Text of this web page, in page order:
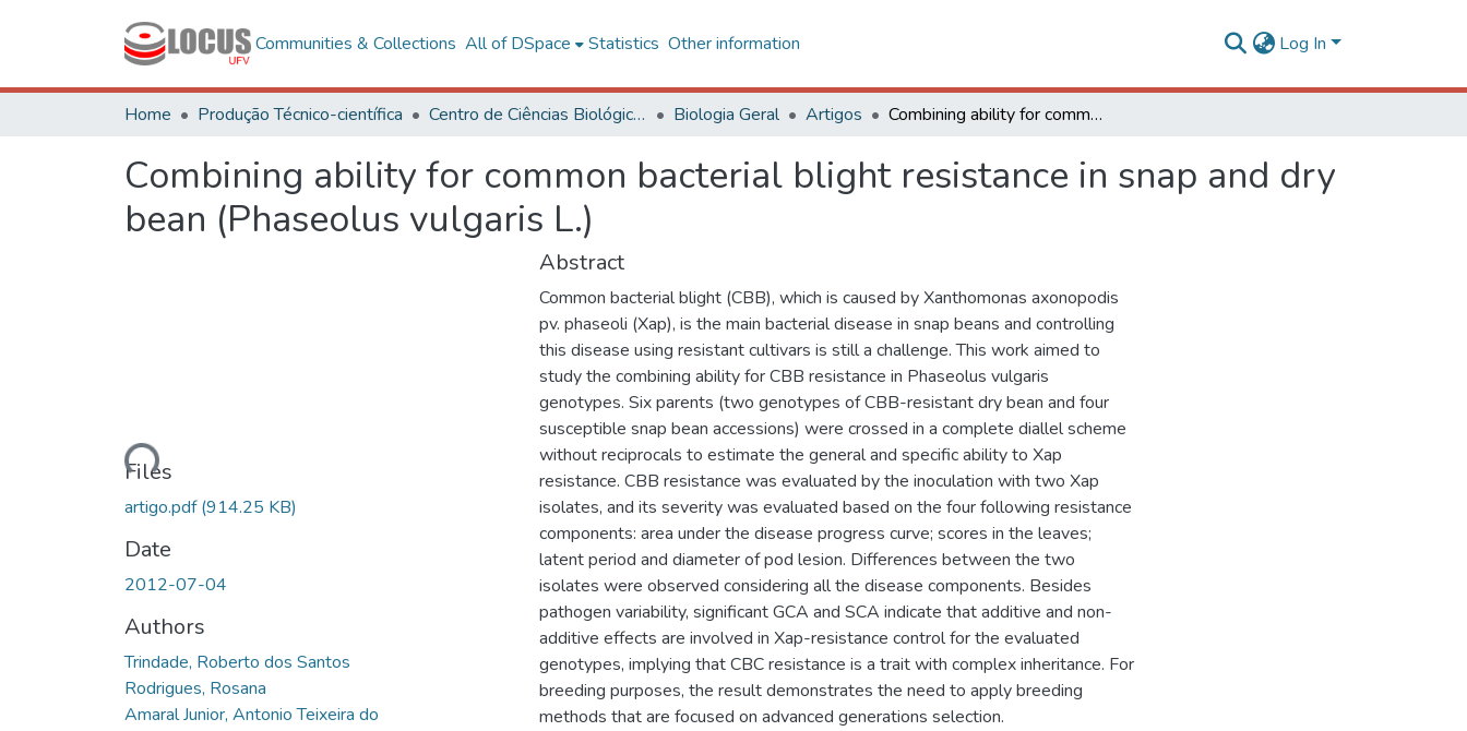
Communities & Collections All of DSpace Statistics Other information Log In
Home Produção Técnico-científica Centro de Ciências Biológicas e da Saúde Biologia Geral Artigos Combining ability for common bacterial blight resistance in snap and dry bean (Phaseolus vulgaris L.)
Combining ability for common bacterial blight resistance in snap and dry
bean (Phaseolus vulgaris L.)
Loading...
Files
artigo.pdf(914.25 KB)
Date
2012-07-04
Authors
Trindade, Roberto dos Santos
Rodrigues, Rosana
Amaral Junior, Antonio Teixeira do
Abstract
Common bacterial blight (CBB), which is caused by Xanthomonas axonopodis
pv. phaseoli (Xap), is the main bacterial disease in snap beans and controlling
this disease using resistant cultivars is still a challenge. This work aimed to
study the combining ability for CBB resistance in Phaseolus vulgaris
genotypes. Six parents (two genotypes of CBB-resistant dry bean and four
susceptible snap bean accessions) were crossed in a complete diallel scheme
without reciprocals to estimate the general and specific ability to Xap
resistance. CBB resistance was evaluated by the inoculation with two Xap
isolates, and its severity was evaluated based on the four following resistance
components: area under the disease progress curve; scores in the leaves;
latent period and diameter of pod lesion. Differences between the two
isolates were observed considering all the disease components. Besides
pathogen variability, significant GCA and SCA indicate that additive and non-
additive effects are involved in Xap-resistance control for the evaluated
genotypes, implying that CBC resistance is a trait with complex inheritance. For
breeding purposes, the result demonstrates the need to apply breeding
methods that are focused on advanced generations selection.